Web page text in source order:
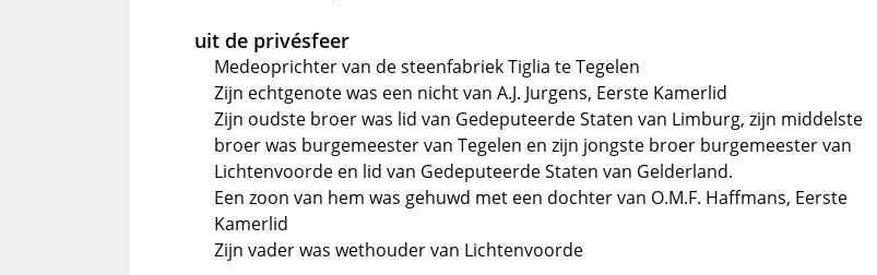
uit de privésfeer
Medeoprichter van de steenfabriek Tiglia te Tegelen
Zijn echtgenote was een nicht van A.J. Jurgens, Eerste Kamerlid
Zijn oudste broer was lid van Gedeputeerde Staten van Limburg, zijn middelste
broer was burgemeester van Tegelen en zijn jongste broer burgemeester van
Lichtenvoorde en lid van Gedeputeerde Staten van Gelderland.
Een zoon van hem was gehuwd met een dochter van O.M.F. Haffmans, Eerste
Kamerlid
Zijn vader was wethouder van Lichtenvoorde